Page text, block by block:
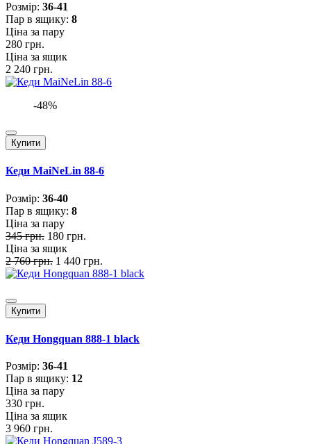
Розмiр: 36-41
Пар в ящику: 8
Ціна за пару
280 грн.
Ціна за ящик
2 240 грн.
-48%
Купити
Кеди MaiNeLin 88-6
Розмiр: 36-40
Пар в ящику: 8
Ціна за пару
345 грн. 180 грн.
Ціна за ящик
2 760 грн. 1 440 грн.
Купити
Кеди Hongquan 888-1 black
Розмiр: 36-41
Пар в ящику: 12
Ціна за пару
330 грн.
Ціна за ящик
3 960 грн.